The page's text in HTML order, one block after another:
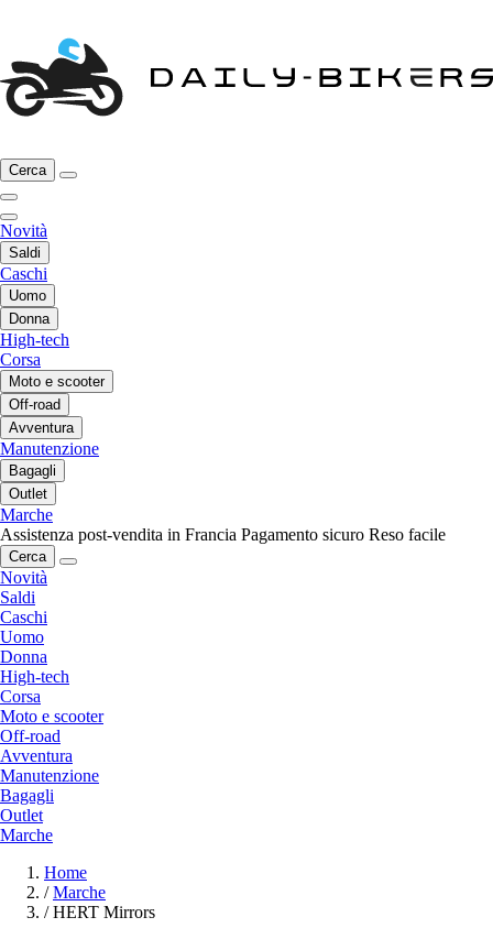
Cerca
Novità
Saldi
Caschi
Uomo
Donna
High-tech
Corsa
Moto e scooter
Off-road
Avventura
Manutenzione
Bagagli
Outlet
Marche
Assistenza post-vendita in Francia Pagamento sicuro Reso facile
Cerca
Novità
Saldi
Caschi
Uomo
Donna
High-tech
Corsa
Moto e scooter
Off-road
Avventura
Manutenzione
Bagagli
Outlet
Marche
Home
/ Marche
/ HERT Mirrors